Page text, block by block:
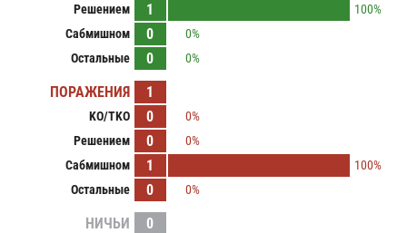
Решением
1
100%
Сабмишном
0
0%
Остальные
0 0%
ПОРАЖЕНИЯ 1
KO/TKO 0
0%
Решением
0
0%
Сабмишном
1
100%
Остальные
0 0%
НИЧЬИ
0